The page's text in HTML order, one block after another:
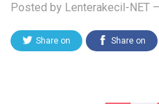
Posted by Lenterakecil-NET
Share on Share on